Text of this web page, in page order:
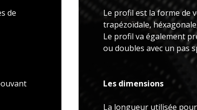
de
Le profil est la forme de
trapézoïdale,
Le profil va également
ou doubles avec un pas
Les dimensions
La longueur utilisée